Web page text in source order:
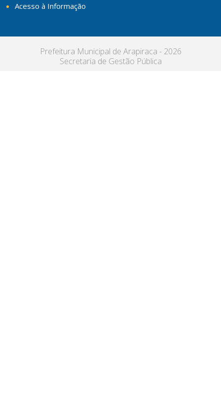
Acesso à Informação
Prefeitura Municipal de Arapiraca - 2026
Secretaria de Gestão Pública